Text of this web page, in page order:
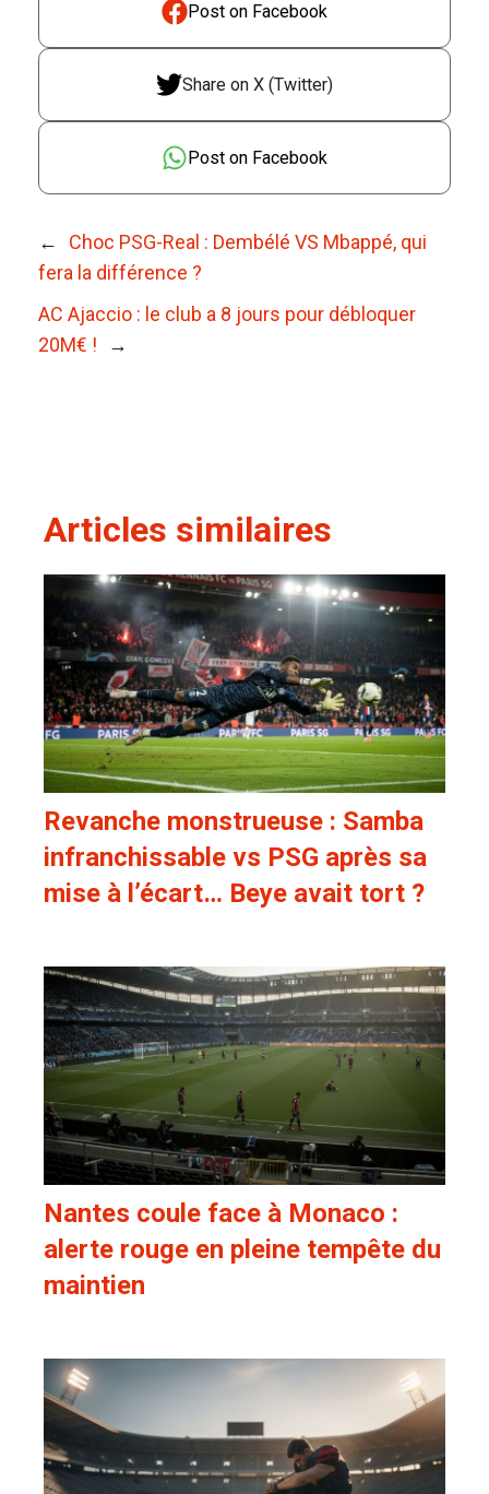
Post on Facebook
Share on X (Twitter)
Post on Facebook
←
Choc PSG-Real : Dembélé VS Mbappé, qui
fera la différence ?
AC Ajaccio : le club a 8 jours pour débloquer
20M€ !
→
Articles similaires
Revanche monstrueuse : Samba
infranchissable vs PSG après sa
mise à l’écart… Beye avait tort ?
Nantes coule face à Monaco :
alerte rouge en pleine tempête du
maintien